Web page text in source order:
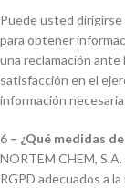
Puede usted dirigirse
para obtener
una reclamación ante
satisfacción en el
información
6 – ¿Qué medidas
NORTEM CHEM,
RGPD adecuados a